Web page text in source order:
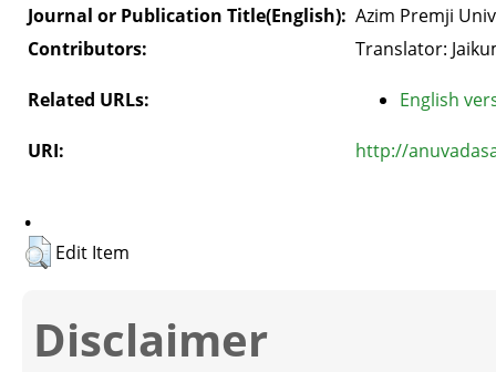
Journal or Publication Title(English): Azim Premji
Contributors:
Translator:
Related URLs: English
URI: http://
.
Edit Item
Disclaimer